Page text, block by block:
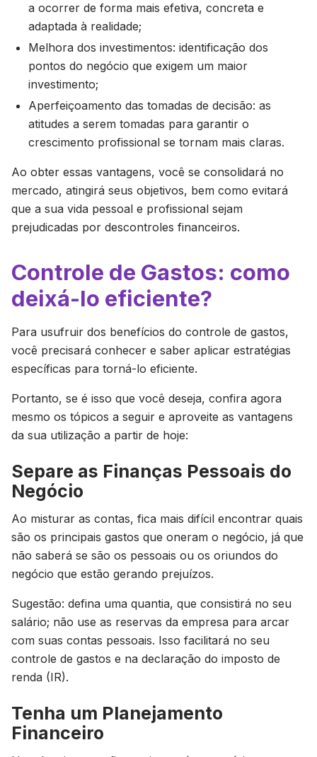
a ocorrer de forma mais efetiva, concreta e
adaptada à realidade;
Melhora dos investimentos: identificação dos
pontos do negócio que exigem um maior
investimento;
Aperfeiçoamento das tomadas de decisão: as
atitudes a serem tomadas para garantir o
crescimento profissional se tornam mais claras.
Ao obter essas vantagens, você se consolidará no
mercado, atingirá seus objetivos, bem como evitará
que a sua vida pessoal e profissional sejam
prejudicadas por descontroles financeiros.
Controle de Gastos: como
deixá-lo eficiente?
Para usufruir dos benefícios do controle de gastos,
você precisará conhecer e saber aplicar estratégias
específicas para torná-lo eficiente.
Portanto, se é isso que você deseja, confira agora
mesmo os tópicos a seguir e aproveite as vantagens
da sua utilização a partir de hoje:
Separe as Finanças Pessoais do
Negócio
Ao misturar as contas, fica mais difícil encontrar quais
são os principais gastos que oneram o negócio, já que
não saberá se são os pessoais ou os oriundos do
negócio que estão gerando prejuízos.
Sugestão: defina uma quantia, que consistirá no seu
salário; não use as reservas da empresa para arcar
com suas contas pessoais. Isso facilitará no seu
controle de gastos e na declaração do imposto de
renda (IR).
Tenha um Planejamento
Financeiro